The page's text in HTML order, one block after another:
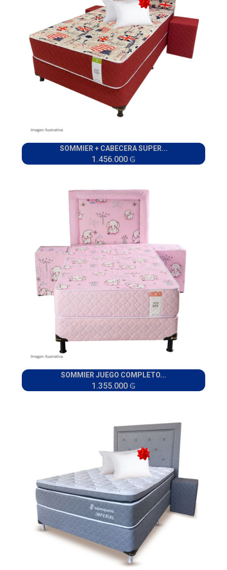
SOMMIER + CABECERA SUPER...
1.456.000 ₲
SOMMIER JUEGO COMPLETO...
1.355.000 ₲